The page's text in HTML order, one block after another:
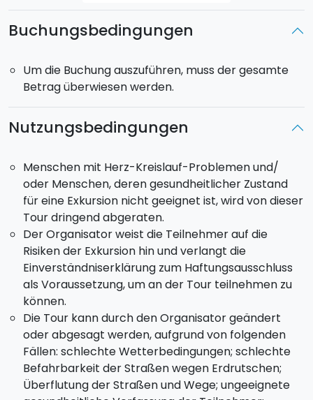
9° TAG:Frühstück. Drop-off am vereinbarten Ort.
Buchungsbedingungen
Um die Buchung auszuführen, muss der gesamte
Betrag überwiesen werden.
Nutzungsbedingungen
Menschen mit Herz-Kreislauf-Problemen und/
oder Menschen, deren gesundheitlicher Zustand
für eine Exkursion nicht geeignet ist, wird von dieser
Tour dringend abgeraten.
Der Organisator weist die Teilnehmer auf die
Risiken der Exkursion hin und verlangt die
Einverständniserklärung zum Haftungsausschluss
als Voraussetzung, um an der Tour teilnehmen zu
können.
Die Tour kann durch den Organisator geändert
oder abgesagt werden, aufgrund von folgenden
Fällen: schlechte Wetterbedingungen; schlechte
Befahrbarkeit der Straßen wegen Erdrutschen;
Überflutung der Straßen und Wege; ungeeignete